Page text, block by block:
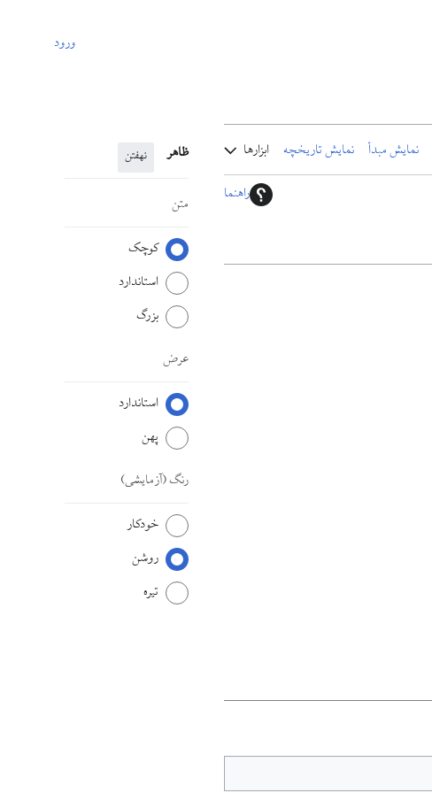
ورود
نمایش مبدأ نمایش تاریخچه ابزارها ظاهر نهفتن
متن
کوچک
استاندارد
بزرگ
عرض
استاندارد
پهن
رنگ(آزمایشی)
خودکار
روشن
تیره
راهنما